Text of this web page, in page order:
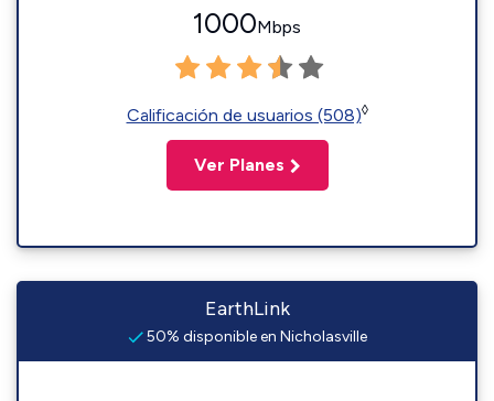
1000Mbps
Calificación de usuarios (508)◊
Ver Planes
EarthLink
50% disponible en Nicholasville